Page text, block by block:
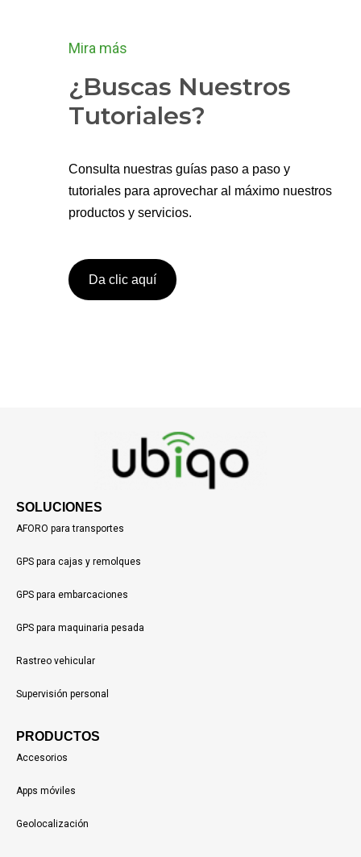
Mira más
¿Buscas Nuestros
Tutoriales?
Consulta nuestras guías paso a paso y
tutoriales para aprovechar al máximo nuestros
productos y servicios.
Da clic aquí
SOLUCIONES
AFORO para transportes
GPS para cajas y remolques
GPS para embarcaciones
GPS para maquinaria pesada
Rastreo vehicular
Supervisión personal
PRODUCTOS
Accesorios
Apps móviles
Geolocalización